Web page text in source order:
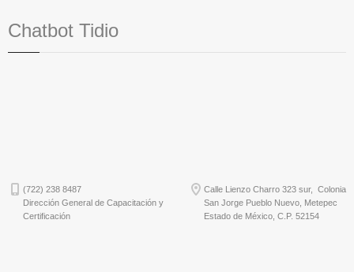
Chatbot Tidio
(722) 238 8487
Dirección General de Capacitación y
Certificación
Calle Lienzo Charro 323 sur, Colonia
San Jorge Pueblo Nuevo, Metepec
Estado de México, C.P. 52154